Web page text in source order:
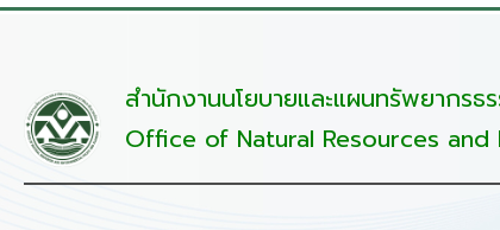
สำนักงานนโยบายและแผนทรัพยากรธ
Office of Natural Resources and